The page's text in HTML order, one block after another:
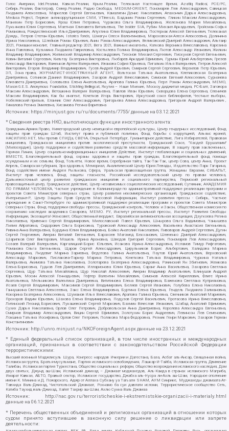
Голос Америки, Idel.Реалии, Кавказ.Реалии, Крым.Реалии, Телеканал Настоящее Время, Azatliq Radiosi, PCE/PC,
Сибирь.Реалии, Фактограф, Север.Реалии, Радио Свобода, MEDIUM-ORIENT, Пономарев Лев Александрович, Савицкая
Людмила Алексеевна, Маркелов Сергей Евгеньевич, Камалягин Денис Николаевич, Апахончич Дарья Александровна,
Medusa Project, Первое антикоррупционное СМИ, VTimes.io, Баданин Роман Сергеевич, Гликин Максим Александрович,
Маняхин Петр Борисович, Ярош Юлия Петровна, Чуракова Ольга Владимировна, Железнова Мария Михайловна,
Лукьянова Юлия Сергеевна, Маетная Елизавета Витальевна, The Insider SIA, Рубин Михаил Аркадьевич, Гройсман Софья
Романовна, Рождественский Илья Дмитриевич, Апухтина Юлия Владимировна, Постернак Алексей Евгеньевич, Телеканал
Дождь, Петров Степан Юрьевич, Istories fonds, Шмагун Олеся Валентиновна, Мароховская Алеся Алексеевна, Долинина
Ирина Николаевна, Шлейнов Роман Юрьевич, Анин Роман Александрович, Великовский Дмитрий Александрович, Альтаир
2021, Ромашки монолит, Главный редактор 2021, Вега 2021, Важные иноагенты, Каткова Вероника Вячеславовна, Карезина
Инна Павловна, Кузьмина Людмила Гавриловна, Костылева Полина Владимировна, Лютов Александр Иванович, Жилкин
Владимир Владимирович, Жилинский Владимир Александрович, Тихонов Михаил Сергеевич, Пискунов Сергей Евгеньевич,
Ковин Виталий Сергеевич, Кильтау Екатерина Викторовна, Любарев Аркадий Ефимович, Гурман Юрий Альбертович, Грезев
Александр Викторович, Важенков Артем Валерьевич, Иванова София Юрьевна, Пигалкин Илья Валерьевич, Петров Алексей
Викторович, Егоров Владимир Владимирович, Гусев Андрей Юрьевич, Смирнов Сергей Сергеевич, Верзилов Петр Юрьевич,
ЗП, Зона права, ЖУРНАЛИСТ-ИНОСТРАННЫЙ АГЕНТ, Вольтская Татьяна Анатольевна, Клепиковская Екатерина
Дмитриевна, Сотников Даниил Владимирович, Захаров Андрей Вячеславович, Симонов Евгений Алексеевич, Сурначева
Елизавета Дмитриевна, Соловьева Елена Анатольевна, Арапова Галина Юрьевна, Перл Роман Александрович, МЕМО,
Mason G.E.S. Anonymous Foundation, Stichting Bellingcat, Якутия – Наше Мнение, Москоу диджитал медиа, РС-Балт, Заговора
Максим Александрович, Ветошкина Валерия Валерьевна, Павлов Иван Юрьевич, Скворцова Елена Сергеевна, Оленичев
Максим Владимирович, Как бы инагент, Кочетков Игорь Викторович, Иркутский союз библиофилов, Честные выборы,
Нобелевский призыв, Еланчик Олег Александрович, Григорьева Алина Александровна, Григорьев Андрей Валерьевич ,
Гималова Регина Эмилевна, Хисамова Регина Фаритовна
Источник: https://minjust.gov.ru/ru/documents/7755/данные на 03.12.2021
* Сведения реестра НКО, выполняющих функции иностранного агента:
Гражданин.Армия.Право, Нижегородский центр немецкой и европейской культуры, Центр гендерных исследований, Фонд
защиты прав граждан Штаб, Институт права и публичной политики, Фонд борьбы с коррупцией, Альянс врачей,
НАСИЛИЮ.НЕТ, Мы против СПИДа, СВЕЧА, Открытый Петербург, Гуманитарное действие, Лига Избирателей, Правовая
инициатива, Гражданская инициатива против экологической преступности, Гражданский Союз, "Хасдей Ерушалаим"
(Милосердие), Центр поддержки и содействия развитию средств массовой информации, В защиту прав заключенных,
Горячая Линия, Центр социально-информационных инициатив Действие, Институт глобализации и социальных движений,
ВМЕСТЕ, Благотворительный фонд охраны здоровья и защиты прав граждан, Благотворительный фонд помощи
осужденным и их семьям, Фонд Тольятти, Новое время, Серебряная тайга, Так-Так-Так, центр Сова, центр Анна, Проект
Апрель, Самарская губерния, Эра здоровья, Мемориал, Аналитический Центр Юрия Левады, Издательство Парк Гагарина,
Фонд содействия имени Андрея Рылькова, Сфера, Уральская правозащитная группа, Женщины Евразии, СИБАЛЬТ,
Институт прав человека, Фонд защиты гласности, Российский исследовательский центр по правам человека,
Дальневосточный центр развития гражданских инициатив и социального партнерства, Пермский региональный
правозащитный центр, Гражданское действие, Центр независимых социологических исследований, Сутяжник, АКАДЕМИЯ
ПО ПРАВАМ ЧЕЛОВЕКА, Частное учреждение в Калининграде по административной поддержке реализации программ и
проектов Совета Министров северных стран, Центр развития некоммерческих организаций, Гражданское содействие,
Интернешнл-Р, Центр Защиты Прав Средств Массовой Информации, Институт развития прессы - Сибирь, Частное
учреждение в Санкт-Петербурге по административной поддержке реализации программ и проектов Совета Министров
Северных Стран, Фонд поддержки свободы прессы, Гражданский контроль, Человек и Закон, Общественная комиссия по
сохранению наследия академика Сахарова, МЕМО. РУ, Институт региональной прессы, Институт Развития Свободы
Информации, Экозащита!-Женсовет, Общественный вердикт, Евразийская антимонопольная ассоциация, Дзугкоева Регина
Николаевна, Кривенко Сергей Владимирович, Милославский Павел Юрьевич, Шнырова Ольга Вадимовна, Чанышева
Лилия Айратовна, Сидорович Ольга Борисовна, Туровский Александр Алексеевич, Васильева Анастасия Евгеньевна,
Ривина Анна Валерьевна, Бурдина Юлия Владимировна, Бойко Анатолий Николаевич, Пивоваров Андрей Сергеевич, Дугин
Сергей Георгиевич, Аверин Виталий Евгеньевич, Барахоев Магомед Бекханович, Шевченко Дмитрий Александрович,
Шарипков Олег Викторович, Мошель Ирина Ароновна, Шведов Григорий Сергеевич, Пономарев Лев Александрович,
Созаев Валерий Валерьевич, Каргалицкий Борис Юльевич, Исакова Ирина Александровна, Исламов Тимур Рифгатович,
Романова Ольга Евгеньевна, Щаров Сергей Алексадрович, Цирульников Борис Альбертович, Халидова Марина
Владимировна, Людевиг Марина Зариевна, Федотова Галина Анатольевна, Паутов Юрий Анатольевич, Верховский
Александр Маркович, Пислакова-Паркер Марина Петровна, Кочеткова Татьяна Владимировна, Чуркина Наталья
Валерьевна, Акимова Татьяна Николаевна, Золотарева Екатерина Александровна, Рачинский Ян Збигневич, Жемкова
Елена Борисовна, Гудков Лев Дмитриевич, Илларионова Юлия Юрьевна, Саранг Анна Васильевна, Захарова Светлана
Сергеевна, Щур Татьяна Михайловна, Щур Николай Алексеевич, Аверин Владимир Анатольевич, Блинушов Андрей
Юрьевич, Мосин Алексей Геннадьевич, Гефтер Валентин Михайлович, Симонов Алексей Кириллович, Флиге Ирина
Анатольевна, Мельникова Валентина Дмитриевна, Вититинова Елена Владимировна, Баженова Светлана Куприяновна,
Исаев Сергей Владимирович, Максимов Сергей Владимирович, Беляев Сергей Иванович, Голубева Елена Николаевна,
Ганнушкина Светлана Алексеевна, Закс Елена Владимировна, Буртина Елена Юрьевна, Гендель Людмила Залмановна,
Кокорина Екатерина Алексеевна, Шуманов Илья Вячеславович, Арапова Галина Юрьевна, Свечников Анатолий Мариевич,
Прохоров Вадим Юрьевич, Шахова Елена Владимировна, Подузов Сергей Васильевич, Протасова Ирина Вячеславовна,
Литинский Леонид Борисович, Лукашевский Сергей Маркович, Бахмин Вячеслав Иванович, Шабад Анатолий Ефимович,
Сухих Дарья Николаевна, Орлов Олег Петрович, Добровольская Анна Дмитриевна, Королева Александра Евгеньевна,
Смирнов Владимир Александрович, Вицин Сергей Ефимович, Золотухин Борис Андреевич, Левинсон Лев Семенович,
Локшина Татьяна Иосифовна, Орлов Олег Петрович, Полякова Мара Федоровна, Резник Генри Маркович, Захаров Герман
Константинович
Источник: http://unro.minjust.ru/NKOForeignAgent.aspxданные на 23.12.2021
* Единый федеральный список организаций, в том числе иностранных и международных
организаций, признанных в соответствии с законодательством Российской Федерации
террористическими:
Высший военный Маджлисуль Шура, Конгресс народов Ичкерии и Дагестана, База, Асбат аль-Ансар, Священная война,
Исламская группа, Братья-мусульмане, Партия исламского освобождения, Лашкар-И-Тайба, Исламская группа, Движение
Талибан, Исламская партия Туркестана, Общество социальных реформ, Общество возрождения исламского наследия, Дом
двух святых, Джунд аш-Шам, Исламский джихад – Джамаат моджахедов, Аль-Каида в странах исламского Магриба,
Имарат Кавказ, АБТО, Правый сектор, Исламское государство, Джабха аль-Нусра ли-Ахль аш-Шам, Народное ополчение
имени К. Минина и Д. Пожарского, Аджр от Аллаха Субхану уа Тагьаля SHAM, АУМ Синрике, Муджахеды джамаата Ат-
Тавхида Валь-Джихад, Чистопольский Джамаат, Рохнамо ба суи давлати исломи, Террористическое сообщество Сеть,
Катиба Таухид валь-Джихад, Хайят Тахрир аш-Шам, Ахлю Сунна Валь Джамаа
Источник: http://nac.gov.ru/terroristicheskie-i-ekstremistskie-organizacii-i-materialy.html
данные на 06.12.2021
* Перечень общественных объединений и религиозных организаций в отношении которых
судом принято вступившее в законную силу решение о ликвидации или запрете
деятельности: